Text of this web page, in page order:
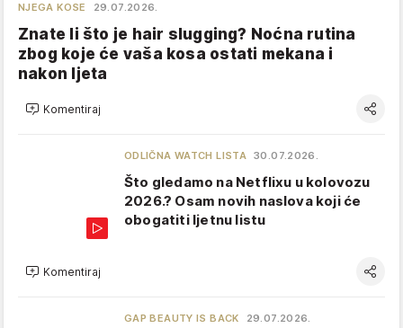
NJEGA KOSE 29.07.2026.
Znate li što je hair slugging? Noćna rutina
zbog koje će vaša kosa ostati mekana i
nakon ljeta
Komentiraj
ODLIČNA WATCH LISTA 30.07.2026.
Što gledamo na Netflixu u kolovozu
2026.? Osam novih naslova koji će
obogatiti ljetnu listu
Komentiraj
GAP BEAUTY IS BACK 29.07.2026.